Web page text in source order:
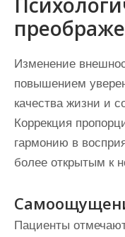
Изменение
повышением
качества жизни и
Коррекция
гармонию в
более открытым к
Пациенты